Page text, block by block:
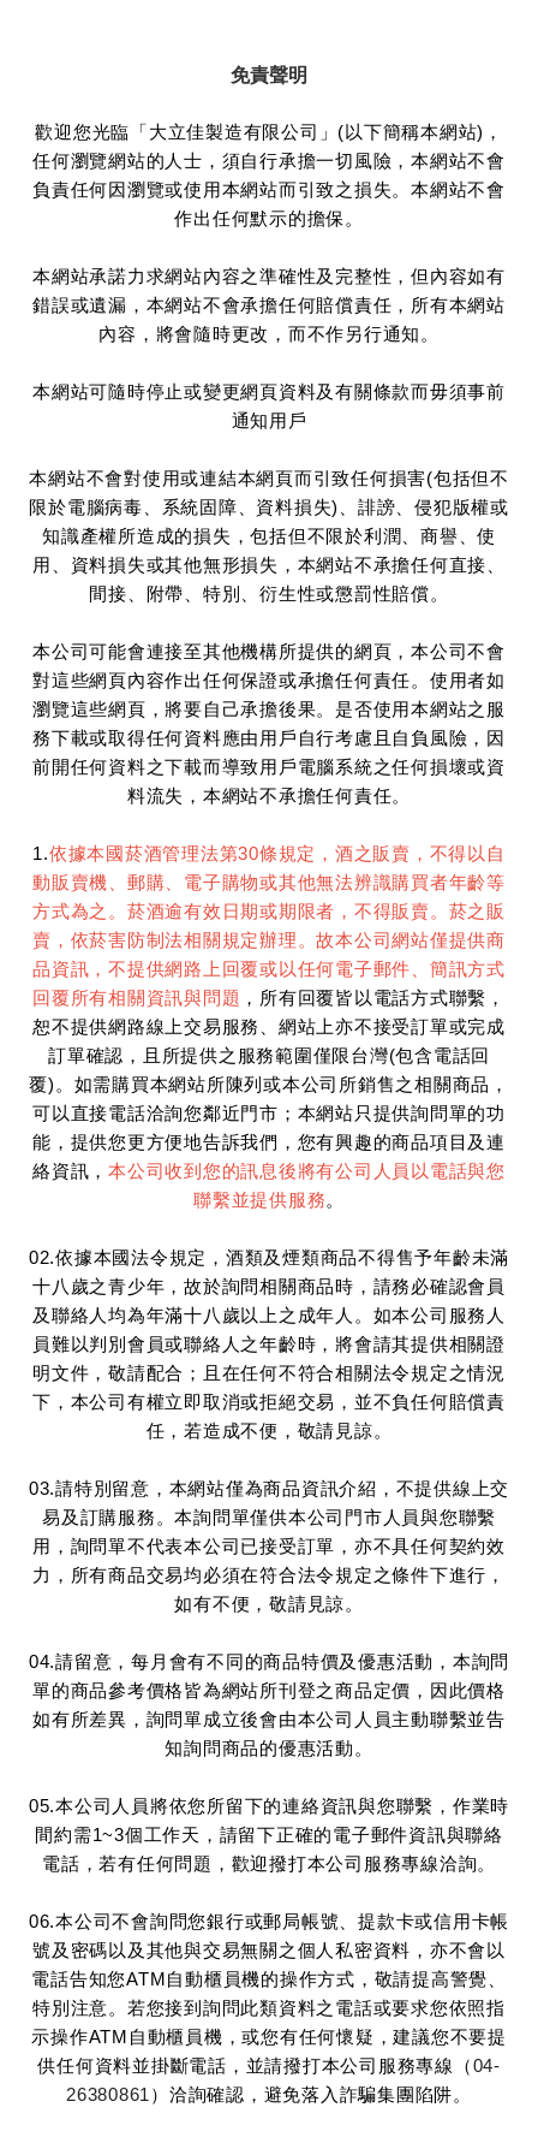
免責聲明
歡迎您光臨「大立佳製造有限公司」(以下簡稱本網站)，
任何瀏覽網站的人士，須自行承擔一切風險，本網站不會
負責任何因瀏覽或使用本網站而引致之損失。本網站不會
作出任何默示的擔保。
本網站承諾力求網站內容之準確性及完整性，但內容如有
錯誤或遺漏，本網站不會承擔任何賠償責任，所有本網站
內容，將會隨時更改，而不作另行通知。
本網站可隨時停止或變更網頁資料及有關條款而毋須事前
通知用戶
本網站不會對使用或連結本網頁而引致任何損害(包括但不
限於電腦病毒、系統固障、資料損失)、誹謗、侵犯版權或
知識產權所造成的損失，包括但不限於利潤、商譽、使
用、資料損失或其他無形損失，本網站不承擔任何直接、
間接、附帶、特別、衍生性或懲罰性賠償。
本公司可能會連接至其他機構所提供的網頁，本公司不會
對這些網頁內容作出任何保證或承擔任何責任。使用者如
瀏覽這些網頁，將要自己承擔後果。是否使用本網站之服
務下載或取得任何資料應由用戶自行考慮且自負風險，因
前開任何資料之下載而導致用戶電腦系統之任何損壞或資
料流失，本網站不承擔任何責任。
1.依據本國菸酒管理法第30條規定，酒之販賣，不得以自
動販賣機、郵購、電子購物或其他無法辨識購買者年齡等
方式為之。菸酒逾有效日期或期限者，不得販賣。菸之販
賣，依菸害防制法相關規定辦理。故本公司網站僅提供商
品資訊，不提供網路上回覆或以任何電子郵件、簡訊方式
回覆所有相關資訊與問題 ，所有回覆皆以電話方式聯繫，
恕不提供網路線上交易服務、網站上亦不接受訂單或完成
訂單確認，且所提供之服務範圍僅限台灣(包含電話回
覆)。如需購買本網站所陳列或本公司所銷售之相關商品，
可以直接電話洽詢您鄰近門市；本網站只提供詢問單的功
能，提供您更方便地告訴我們，您有興趣的商品項目及連
絡資訊，本公司收到您的訊息後將有公司人員以電話與您
聯繫並提供服務。
02.依據本國法令規定，酒類及煙類商品不得售予年齡未滿
十八歲之青少年，故於詢問相關商品時，請務必確認會員
及聯絡人均為年滿十八歲以上之成年人。如本公司服務人
員難以判別會員或聯絡人之年齡時，將會請其提供相關證
明文件，敬請配合；且在任何不符合相關法令規定之情況
下，本公司有權立即取消或拒絕交易，並不負任何賠償責
任，若造成不便，敬請見諒。
03.請特別留意，本網站僅為商品資訊介紹，不提供線上交
易及訂購服務。本詢問單僅供本公司門市人員與您聯繫
用，詢問單不代表本公司已接受訂單，亦不具任何契約效
力，所有商品交易均必須在符合法令規定之條件下進行，
如有不便，敬請見諒。
04.請留意，每月會有不同的商品特價及優惠活動，本詢問
單的商品參考價格皆為網站所刊登之商品定價，因此價格
如有所差異，詢問單成立後會由本公司人員主動聯繫並告
知詢問商品的優惠活動。
05.本公司人員將依您所留下的連絡資訊與您聯繫，作業時
間約需1~3個工作天，請留下正確的電子郵件資訊與聯絡
電話，若有任何問題，歡迎撥打本公司服務專線洽詢。
06.本公司不會詢問您銀行或郵局帳號、提款卡或信用卡帳
號及密碼以及其他與交易無關之個人私密資料，亦不會以
電話告知您ATM自動櫃員機的操作方式，敬請提高警覺、
特別注意。若您接到詢問此類資料之電話或要求您依照指
示操作ATM自動櫃員機，或您有任何懷疑，建議您不要提
供任何資料並掛斷電話，並請撥打本公司服務專線（04-
26380861 ）洽詢確認，避免落入詐騙集團陷阱。